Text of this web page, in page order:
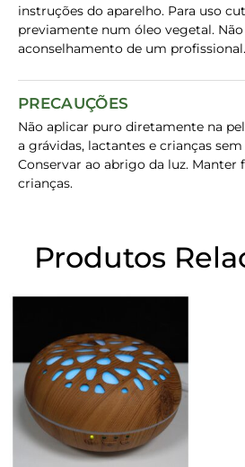
instruções do aparelho. Para uso
previamente num óleo vegetal.
aconselhamento de um profissional.
PRECAUÇÕES
Não aplicar puro diretamente na
a grávidas, lactantes e crianças
Conservar ao abrigo da luz. Manter
crianças.
Produtos